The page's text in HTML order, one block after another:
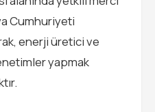
Cumhuriyeti
enerji üretici ve
yapmak